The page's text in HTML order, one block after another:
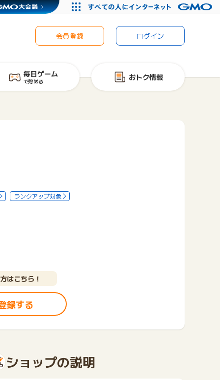
会員登録 ログイン
毎日ゲーム
で貯める おトク情報
ランクアップ対象
はこちら！
録する
ショップの説明